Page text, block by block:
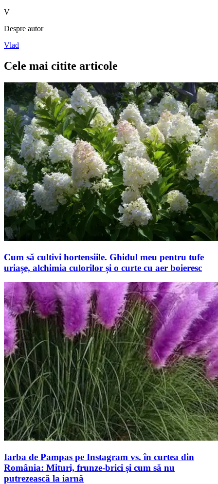
V
Despre autor
Vlad
Cele mai citite articole
Cum să cultivi hortensiile. Ghidul meu pentru tufe
uriașe, alchimia culorilor și o curte cu aer boieresc
Iarba de Pampas pe Instagram vs. în curtea din
România: Mituri, frunze-brici și cum să nu
putrezească la iarnă